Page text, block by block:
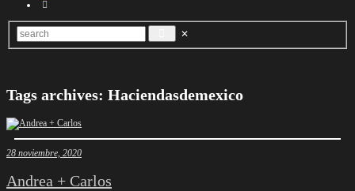
Tags archives: Haciendasdemexico
28 noviembre, 2020
Andrea + Carlos